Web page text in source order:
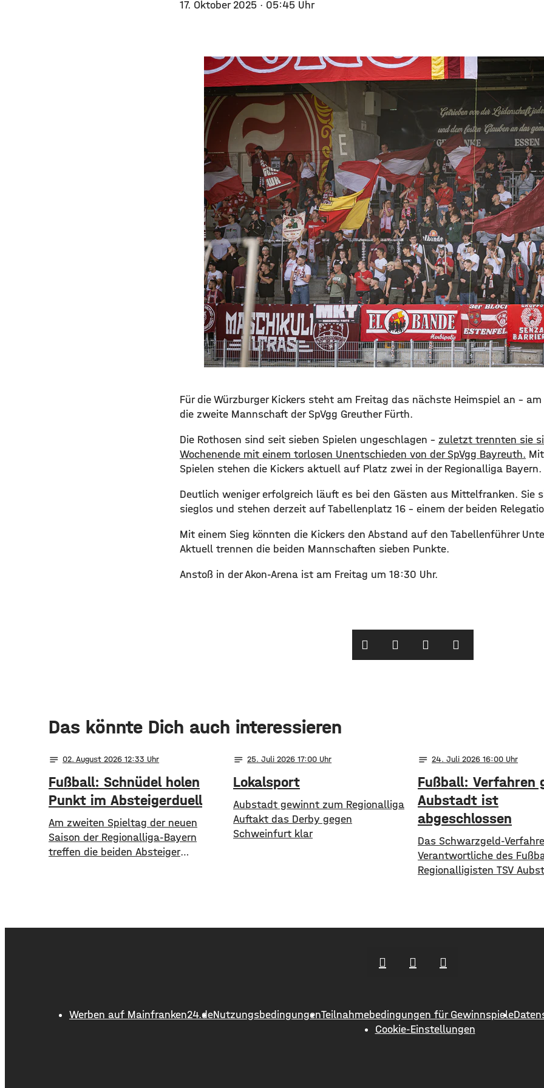
17. Oktober 2025 · 05:45 Uhr
Für die Würzburger Kickers steht am Freitag das nächste Heimspiel an –
die zweite Mannschaft der SpVgg Greuther Fürth.
Die Rothosen sind seit sieben Spielen ungeschlagen – zuletzt trennten sie
Wochenende mit einem torlosen Unentschieden von der SpVgg Bayreuth.
Spielen stehen die Kickers aktuell auf Platz zwei in der Regionalliga Bayern.
Deutlich weniger erfolgreich läuft es bei den Gästen aus Mittelfranken. Sie
sieglos und stehen derzeit auf Tabellenplatz 16 – einem der beiden
Mit einem Sieg könnten die Kickers den Abstand auf den Tabellenführer
Aktuell trennen die beiden Mannschaften sieben Punkte.
Anstoß in der Akon-Arena ist am Freitag um 18:30 Uhr.
Das könnte Dich auch interessieren
notes 02. August 2026 12:33
Fußball: Schnüdel holen
Punkt im Absteigerduell
Am zweiten Spieltag der neuen
Saison der Regionalliga-Bayern
treffen die beiden Absteiger
zwei Minuten köpfte Neuzugang
notes 25. Juli 2026 17:00
Lokalsport
Aubstadt gewinnt zum Regionalliga
Auftakt das Derby gegen
Schweinfurt klar
notes 24. Juli 2026 16:00
Fußball: Verfahren
Aubstadt ist
abgeschlossen
Das Schwarzgeld-
Verantwortliche des
Regionalligisten TSV
Schweinfurt wurden
Amtsgericht Würzburg
jeweils ein Jahr
rund einer Million Euro.
hatten nachgewiesen,
Werben auf Mainfranken24.deNutzungsbedingungenTeilnahmebedingungen für Gewinnspiele
Cookie-Einstellungen